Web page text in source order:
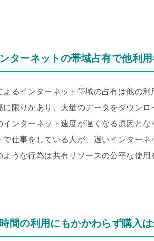
ンターネットの帯域占有で他利
よるインターネット帯域の占有は他の
に限りがあり、大量のデータをダウン
インターネット速度が遅くなる原因と
で仕事をしている人が、遅いインター
ような行為は共有リソースの公平な使
時間の利用にもかかわらず購入